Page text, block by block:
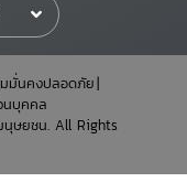
มมั่นคงปลอดภัย
นบุคคล
ษยชน. All Rights